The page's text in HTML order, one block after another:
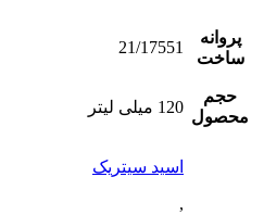
پروانه
ساخت
21/17551
حجم
محصول
120 میلی لیتر
اسید سیتریک
,